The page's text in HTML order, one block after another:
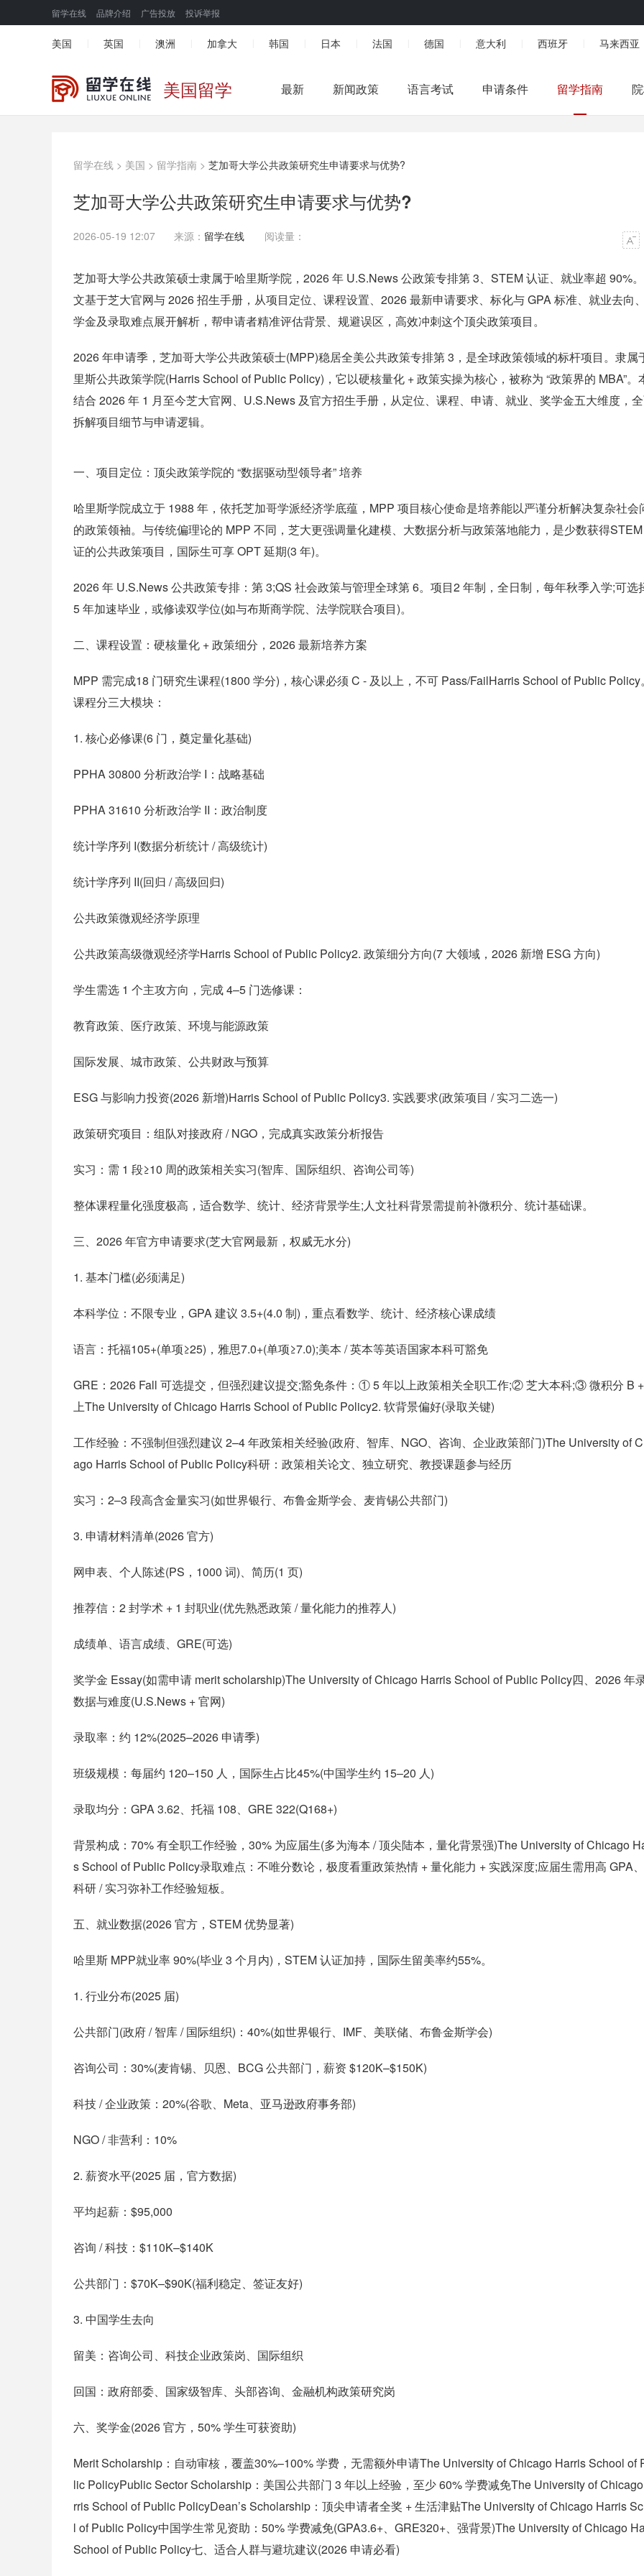
留学在线 品牌介绍 广告投放 投诉举报
美国 英国 澳洲 加拿大 韩国 日本 法国 德国 意大利 西班牙 马来西亚
美国留学 最新 新闻政策 语言考试 申请条件 留学指南
留学在线 > 美国 > 留学指南 > 芝加哥大学公共政策研究生申请要求与优势?
芝加哥大学公共政策研究生申请要求与优势?
2026-05-19 12:07 来源： 留学在线 阅读量：
芝加哥大学公共政策硕士隶属于哈里斯学院，2026 年 U.S.News 公政策专排第 3、STEM 认证、就业率超 90%
文基于芝大官网与 2026 招生手册，从项目定位、课程设置、2026 最新申请要求、标化与 GPA 标准、就业去向
学金及录取难点展开解析，帮申请者精准评估背景、规避误区，高效冲刺这个顶尖政策项目。
2026 年申请季，芝加哥大学公共政策硕士(MPP)稳居全美公共政策专排第 3，是全球政策领域的标杆项目。隶属
里斯公共政策学院(Harris School of Public Policy)，它以硬核量化 + 政策实操为核心，被称为 “政策界的 MBA”。
结合 2026 年 1 月至今芝大官网、U.S.News 及官方招生手册，从定位、课程、申请、就业、奖学金五大维度，
拆解项目细节与申请逻辑。
一、项目定位：顶尖政策学院的 “数据驱动型领导者” 培养
哈里斯学院成立于 1988 年，依托芝加哥学派经济学底蕴，MPP 项目核心使命是培养能以严谨分析解决复杂社会
的政策领袖。与传统偏理论的 MPP 不同，芝大更强调量化建模、大数据分析与政策落地能力，是少数获得
证的公共政策项目，国际生可享 OPT 延期(3 年)。
2026 年 U.S.News 公共政策专排：第 3;QS 社会政策与管理全球第 6。项目2 年制，全日制，每年秋季入学;可选
5 年加速毕业，或修读双学位(如与布斯商学院、法学院联合项目)。
二、课程设置：硬核量化 + 政策细分，2026 最新培养方案
MPP 需完成18 门研究生课程(1800 学分)，核心课必须 C - 及以上，不可 Pass/FailHarris School of Public Policy
课程分三大模块：
1. 核心必修课(6 门，奠定量化基础)
PPHA 30800 分析政治学 I：战略基础
PPHA 31610 分析政治学 II：政治制度
统计学序列 I(数据分析统计 / 高级统计)
统计学序列 II(回归 / 高级回归)
公共政策微观经济学原理
公共政策高级微观经济学Harris School of Public Policy2. 政策细分方向(7 大领域，2026 新增 ESG 方向)
学生需选 1 个主攻方向，完成 4–5 门选修课：
教育政策、医疗政策、环境与能源政策
国际发展、城市政策、公共财政与预算
ESG 与影响力投资(2026 新增)Harris School of Public Policy3. 实践要求(政策项目 / 实习二选一)
政策研究项目：组队对接政府 / NGO，完成真实政策分析报告
实习：需 1 段≥10 周的政策相关实习(智库、国际组织、咨询公司等)
整体课程量化强度极高，适合数学、统计、经济背景学生;人文社科背景需提前补微积分、统计基础课。
三、2026 年官方申请要求(芝大官网最新，权威无水分)
1. 基本门槛(必须满足)
本科学位：不限专业，GPA 建议 3.5+(4.0 制)，重点看数学、统计、经济核心课成绩
语言：托福105+(单项≥25)，雅思7.0+(单项≥7.0);美本 / 英本等英语国家本科可豁免
GRE：2026 Fall 可选提交，但强烈建议提交;豁免条件：① 5 年以上政策相关全职工作;② 芝大本科;③ 微积分 B
上The University of Chicago Harris School of Public Policy2. 软背景偏好(录取关键)
工作经验：不强制但强烈建议 2–4 年政策相关经验(政府、智库、NGO、咨询、企业政策部门)The University of
ago Harris School of Public Policy科研：政策相关论文、独立研究、教授课题参与经历
实习：2–3 段高含金量实习(如世界银行、布鲁金斯学会、麦肯锡公共部门)
3. 申请材料清单(2026 官方)
网申表、个人陈述(PS，1000 词)、简历(1 页)
推荐信：2 封学术 + 1 封职业(优先熟悉政策 / 量化能力的推荐人)
成绩单、语言成绩、GRE(可选)
奖学金 Essay(如需申请 merit scholarship)The University of Chicago Harris School of Public Policy四、2026 年
数据与难度(U.S.News + 官网)
录取率：约 12%(2025–2026 申请季)
班级规模：每届约 120–150 人，国际生占比45%(中国学生约 15–20 人)
录取均分：GPA 3.62、托福 108、GRE 322(Q168+)
背景构成：70% 有全职工作经验，30% 为应届生(多为海本 / 顶尖陆本，量化背景强)The University of Chicago
s School of Public Policy录取难点：不唯分数论，极度看重政策热情 + 量化能力 + 实践深度;应届生需用高 GPA
科研 / 实习弥补工作经验短板。
五、就业数据(2026 官方，STEM 优势显著)
哈里斯 MPP就业率 90%(毕业 3 个月内)，STEM 认证加持，国际生留美率约55%。
1. 行业分布(2025 届)
公共部门(政府 / 智库 / 国际组织)：40%(如世界银行、IMF、美联储、布鲁金斯学会)
咨询公司：30%(麦肯锡、贝恩、BCG 公共部门，薪资 $120K–$150K)
科技 / 企业政策：20%(谷歌、Meta、亚马逊政府事务部)
NGO / 非营利：10%
2. 薪资水平(2025 届，官方数据)
平均起薪：$95,000
咨询 / 科技：$110K–$140K
公共部门：$70K–$90K(福利稳定、签证友好)
3. 中国学生去向
留美：咨询公司、科技企业政策岗、国际组织
回国：政府部委、国家级智库、头部咨询、金融机构政策研究岗
六、奖学金(2026 官方，50% 学生可获资助)
Merit Scholarship：自动审核，覆盖30%–100% 学费，无需额外申请The University of Chicago Harris School of
lic PolicyPublic Sector Scholarship：美国公共部门 3 年以上经验，至少 60% 学费减免The University of
rris School of Public PolicyDean’s Scholarship：顶尖申请者全奖 + 生活津贴The University of Chicago Harris
l of Public Policy中国学生常见资助：50% 学费减免(GPA3.6+、GRE320+、强背景)The University of Chicago
School of Public Policy七、适合人群与避坑建议(2026 申请必看)